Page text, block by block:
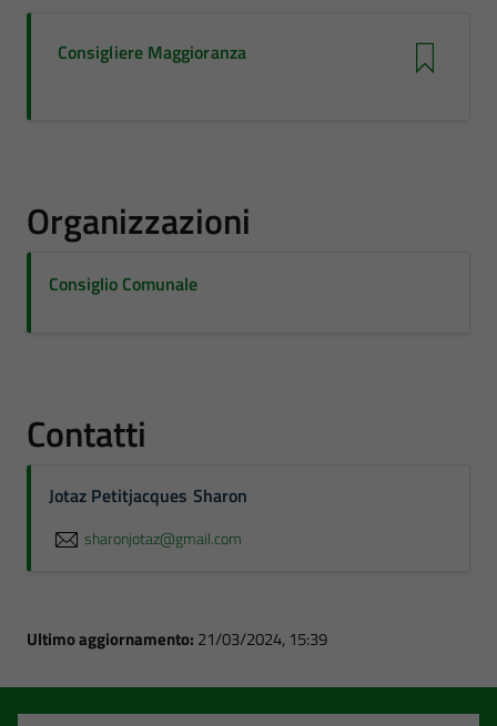
Consigliere Maggioranza
Organizzazioni
Consiglio Comunale
Contatti
Jotaz Petitjacques Sharon
sharonjotaz@gmail.com
Ultimo aggiornamento: 21/03/2024, 15:39